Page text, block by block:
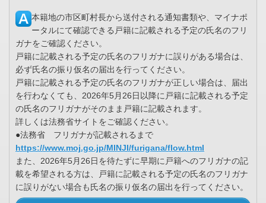
本籍地の市区町村長から送付される通知書類や、マイナポ
ータルにて確認できる戸籍に記載される予定の氏名のフリ
ガナをご確認ください。
戸籍に記載される予定の氏名のフリガナに誤りがある場合は、
必ず氏名の振り仮名の届出を行ってください。
戸籍に記載される予定の氏名のフリガナが正しい場合は、届出
を行わなくても、2026年5月26日以降に戸籍に記載される予定
の氏名のフリガナがそのまま戸籍に記載されます。
詳しくは法務省サイトをご確認ください。
●法務省 フリガナが記載されるまで
https://www.moj.go.jp/MINJI/furigana/flow.html
また、2026年5月26日を待たずに早期に戸籍へのフリガナの記
載を希望される方は、戸籍に記載される予定の氏名のフリガナ
に誤りがない場合も氏名の振り仮名の届出を行ってください。